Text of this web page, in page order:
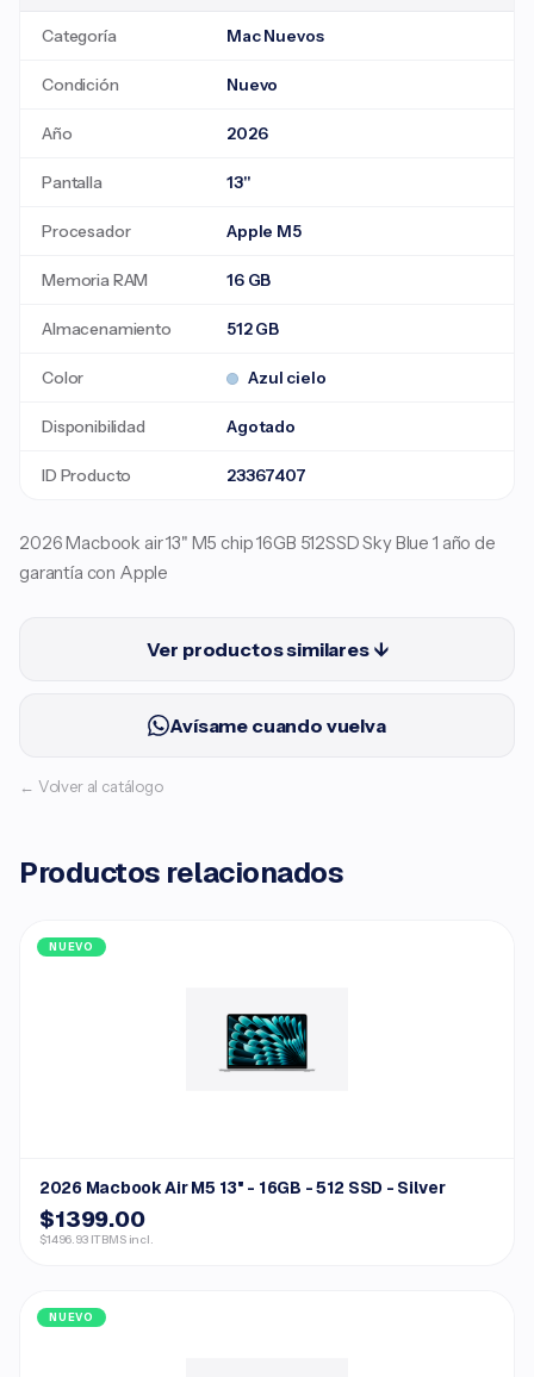
Categoría Mac Nuevos
Condición Nuevo
Año 2026
Pantalla 13"
Procesador Apple M5
Memoria RAM 16 GB
Almacenamiento 512 GB
Color Azul cielo
Disponibilidad Agotado
ID Producto 23367407
2026 Macbook air 13" M5 chip 16GB 512SSD Sky Blue 1 año de
garantía con Apple
Ver productos similares ↓
Avísame cuando vuelva
← Volver al catálogo
Productos relacionados
NUEVO
2026 Macbook Air M5 13" - 16GB - 512 SSD - Silver
$1399.00
$1496.93 ITBMS incl.
NUEVO